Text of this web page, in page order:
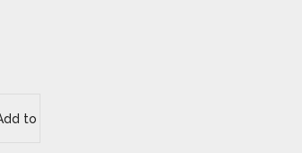
to